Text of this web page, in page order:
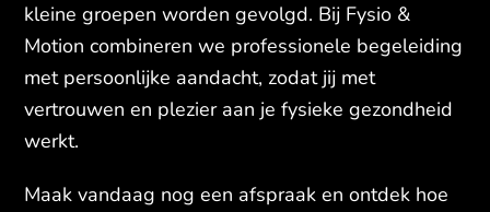
kleine groepen worden gevolgd. Bij Fysio &
Motion combineren we professionele begeleiding
met persoonlijke aandacht, zodat jij met
vertrouwen en plezier aan je fysieke gezondheid
werkt.
Maak vandaag nog een afspraak en ontdek hoe